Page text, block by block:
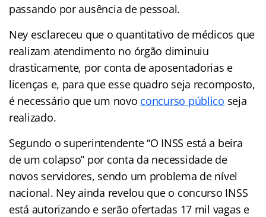
passando por ausência de pessoal.
Ney esclareceu que o quantitativo de médicos que
realizam atendimento no órgão diminuiu
drasticamente, por conta de aposentadorias e
licenças e, para que esse quadro seja recomposto,
é necessário que um novo concurso público seja
realizado.
Segundo o superintendente “O INSS está a beira
de um colapso” por conta da necessidade de
novos servidores, sendo um problema de nível
nacional. Ney ainda revelou que o concurso INSS
está autorizando e serão ofertadas 17 mil vagas e